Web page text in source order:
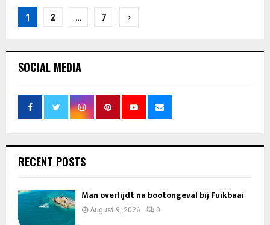
Posts
1 2 … 7
SOCIAL MEDIA
RECENT POSTS
Man overlijdt na bootongeval bij Fuikbaai
August 9, 2026 0